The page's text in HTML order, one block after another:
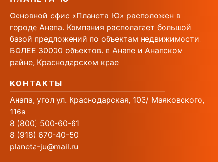
Основной офис «Планета-Ю» расположен в
городе Анапа. Компания располагает большой
базой предложений по объектам недвижимости,
БОЛЕЕ 30000 объектов. в Анапе и Анапском
райне, Краснодарском крае
КОНТАКТЫ
Анапа, угол ул. Краснодарская, 103/ Маяковского,
116а
8 (800) 500-60-61
8 (918) 670-40-50
planeta-ju@mail.ru